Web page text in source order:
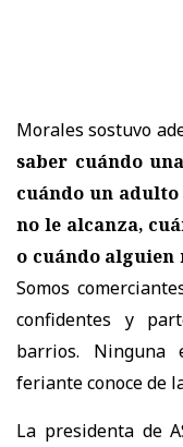
Morales sostuvo
saber cuándo
cuándo un
no le alcanza,
o cuándo alguien
Somos
confidentes y
barrios. Ninguna
feriante conoce de
La presidenta de